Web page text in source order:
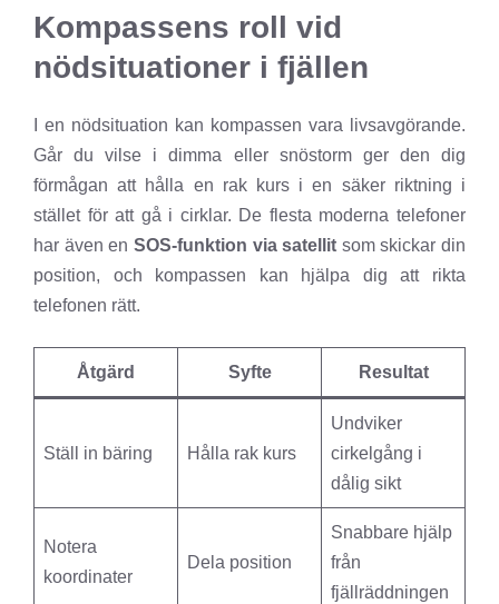
Kompassens roll vid
nödsituationer i fjällen
I en nödsituation kan kompassen vara livsavgörande.
Går du vilse i dimma eller snöstorm ger den dig
förmågan att hålla en rak kurs i en säker riktning i
stället för att gå i cirklar. De flesta moderna telefoner
har även en SOS-funktion via satellit som skickar din
position, och kompassen kan hjälpa dig att rikta
telefonen rätt.
Åtgärd Syfte Resultat
Ställ in bäring Hålla rak kurs
Undviker
cirkelgång i
dålig sikt
Notera
koordinater
Dela position
Snabbare hjälp
från
fjällräddningen